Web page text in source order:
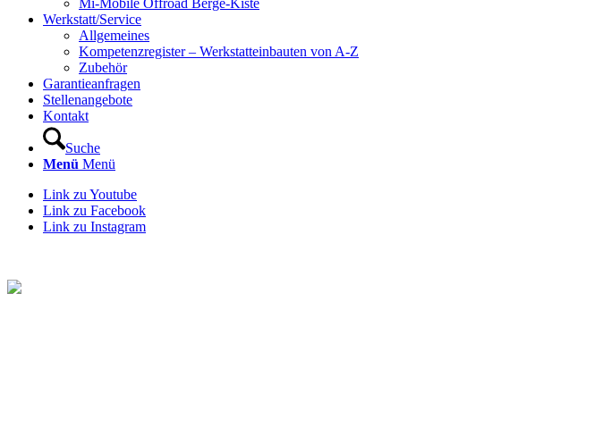
Mi-Mobile Offroad Berge-Kiste
Werkstatt/Service
Allgemeines
Kompetenzregister – Werkstatteinbauten von A-Z
Zubehör
Garantieanfragen
Stellenangebote
Kontakt
Suche
Menü Menü
Link zu Youtube
Link zu Facebook
Link zu Instagram